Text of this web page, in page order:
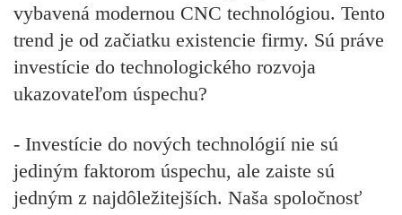
vybavená modernou CNC technológiou. Tento
trend je od začiatku existencie firmy. Sú práve
investície do technologického rozvoja
ukazovateľom úspechu?
- Investície do nových technológií nie sú
jediným faktorom úspechu, ale zaiste sú
jedným z najdôležitejších. Naša spoločnosť